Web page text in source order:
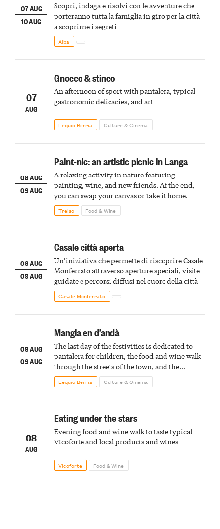
07 AUG
10 AUG
Scopri, indaga e risolvi con le avventure che
porteranno tutta la famiglia in giro per la città
a scoprirne i segreti
Alba
07
AUG
Gnocco & stinco
An afternoon of sport with pantalera, typical
gastronomic delicacies, and art
Lequio Berria Culture & Cinema
08 AUG
09 AUG
Paint-nic: an artistic picnic in Langa
A relaxing activity in nature featuring
painting, wine, and new friends. At the end,
you can swap your canvas or take it home.
Treiso Food & Wine
08 AUG
09 AUG
Casale città aperta
Un’iniziativa che permette di riscoprire Casale
Monferrato attraverso aperture speciali, visite
guidate e percorsi diffusi nel cuore della città
Casale Monferrato
08 AUG
09 AUG
Mangia en d’andà
The last day of the festivities is dedicated to
pantalera for children, the food and wine walk
through the streets of the town, and the
fireworks finale
Lequio Berria Culture & Cinema
08
AUG
Eating under the stars
Evening food and wine walk to taste typical
Vicoforte and local products and wines
Vicoforte Food & Wine